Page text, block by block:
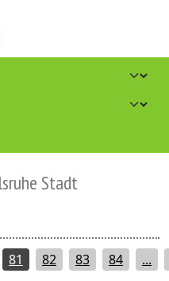
Stadt
81 82 83 84 ...